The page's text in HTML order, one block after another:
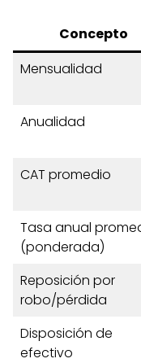
Concepto
Mensualidad
Anualidad
CAT promedio
Tasa anual
(ponderada)
Reposición por
robo/pérdida
Disposición de
efectivo